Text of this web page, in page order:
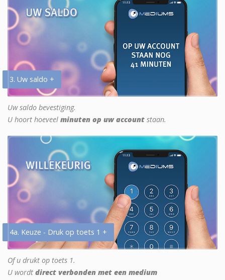
3. Uw saldo +
Uw saldo bevestiging.
U hoort hoeveel minuten op uw account staan.
4a. Keuze - Druk op toets 1 +
Of u drukt op toets 1.
U wordt direct verbonden met een medium